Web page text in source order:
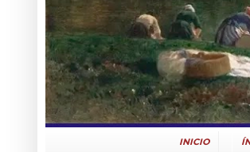
INICIO